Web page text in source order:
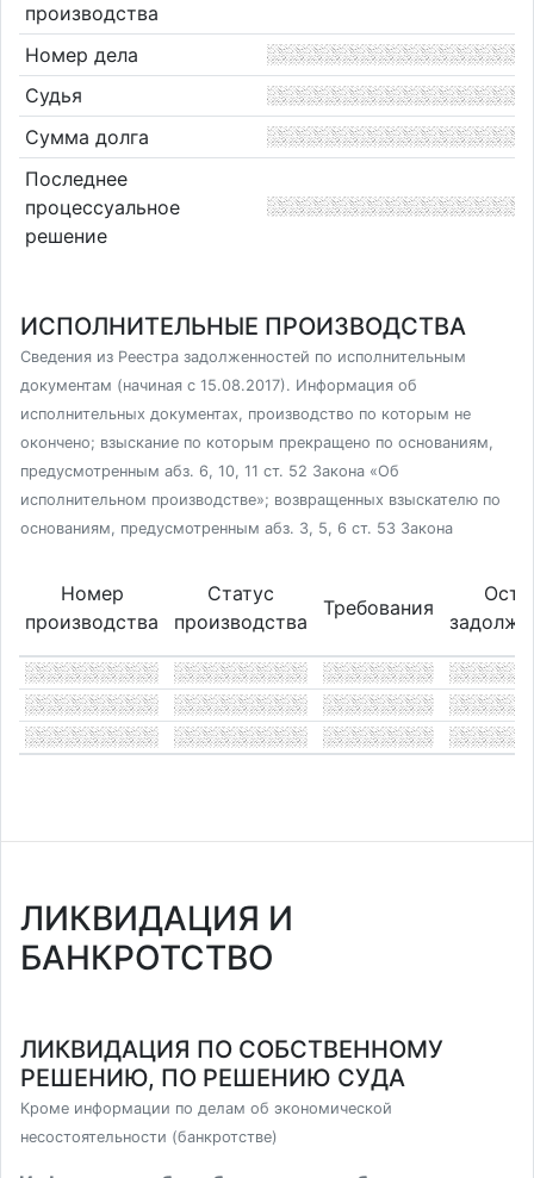
производства
Номер дела
Судья
Сумма долга
Последнее
процессуальное
решение
ИСПОЛНИТЕЛЬНЫЕ ПРОИЗВОДСТВА
Сведения из Реестра задолженностей по исполнительным
документам (начиная с 15.08.2017). Информация об
исполнительных документах, производство по которым не
окончено; взыскание по которым прекращено по основаниям,
предусмотренным абз. 6, 10, 11 ст. 52 Закона «Об
исполнительном производстве»; возвращенных взыскателю по
основаниям, предусмотренным абз. 3, 5, 6 ст. 53 Закона
Номер
производства
Статус
производства
Требования
ЛИКВИДАЦИЯ И
БАНКРОТСТВО
ЛИКВИДАЦИЯ ПО СОБСТВЕННОМУ
РЕШЕНИЮ, ПО РЕШЕНИЮ СУДА
Кроме информации по делам об экономической
несостоятельности (банкротстве)